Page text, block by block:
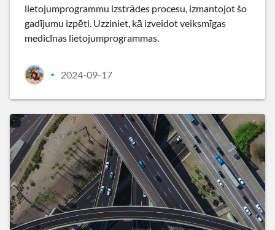
lietojumprogrammu izstrādes procesu, izmantojot šo
gadījumu izpēti. Uzziniet, kā izveidot veiksmīgas
medicīnas lietojumprogrammas.
• 2024-09-17